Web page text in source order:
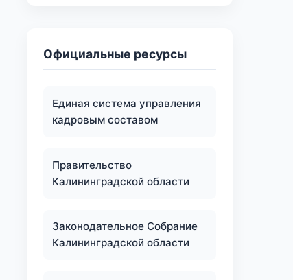
Официальные ресурсы
Единая система управления
кадровым составом
Правительство
Калининградской области
Законодательное Собрание
Калининградской области